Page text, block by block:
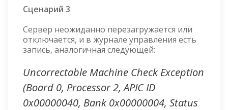
Сценарий 3
Сервер неожиданно перезагружается или
отключается, и в журнале управления есть
запись, аналогичная следующей:
Uncorrectable Machine Check Exception
(Board 0, Processor 2, APIC ID
0x00000040, Bank 0x00000004, Status